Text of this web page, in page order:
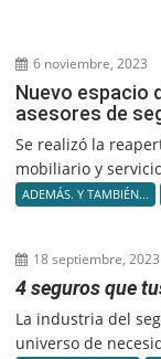
6 noviembre, 2023
Nuevo espacio
asesores de
Se realizó la
mobiliario y
ADEMÁS. Y TAMBIÉN...
18 septiembre, 2023
4 seguros que
La industria del
universo de